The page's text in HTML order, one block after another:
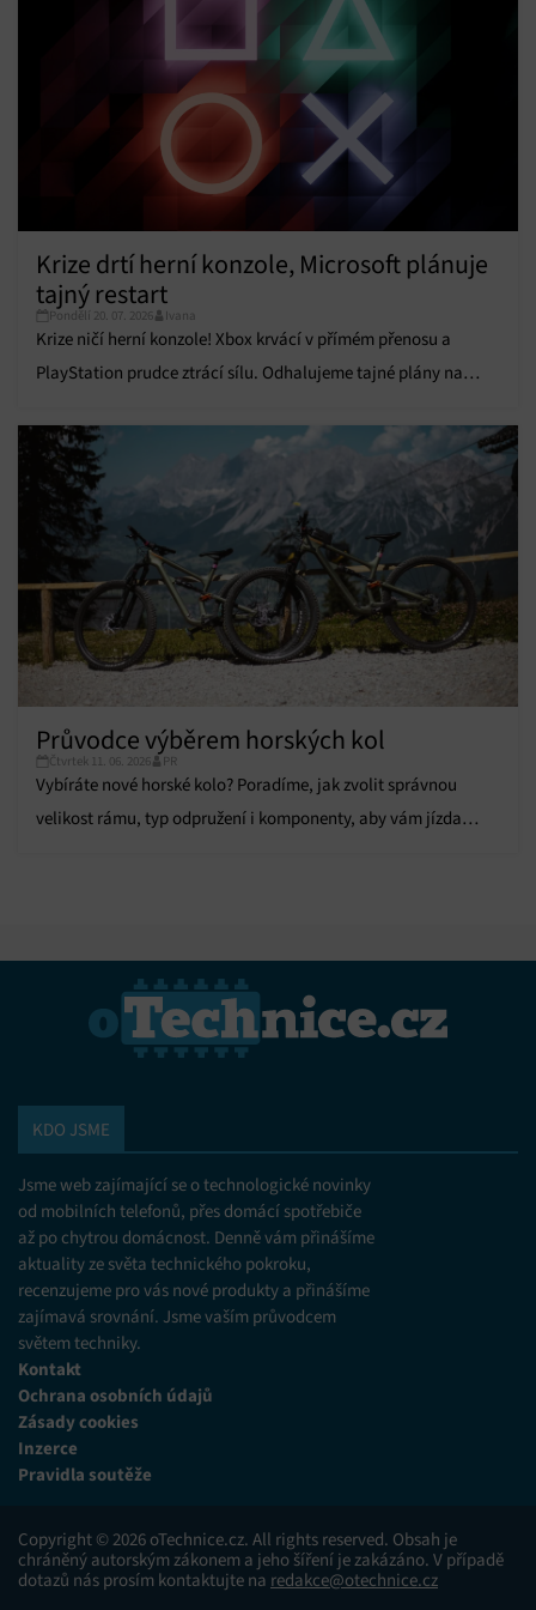
Přiřazování a kombinování údajů z jiných zdrojů
údajů, Propojení různých zařízení, Identifikace
zařízení na základě automaticky přenášených
Zajištění bezpečnosti, předcházení a zjišťování
podvodů a odstraňování chyb, Poskytování a
zobrazování reklamy a obsahu, Ukládání a sdělování
voleb ochrany osobních údajů.
Vždy aktivní
Krize drtí herní konzole, Microsoft plánuje
tajný restart
Pondělí 20. 07. 2026 Ivana
Krize ničí herní konzole! Xbox krvácí v přímém přenosu a
PlayStation prudce ztrácí sílu. Odhalujeme tajné plány na
Průvodce výběrem horských kol
Čtvrtek 11. 06. 2026 PR
Vybíráte nové horské kolo? Poradíme, jak zvolit správnou
velikost rámu, typ odpružení i komponenty, aby vám jízda
KDO JSME
Jsme web zajímající se o technologické novinky
od mobilních telefonů, přes domácí spotřebiče
až po chytrou domácnost. Denně vám přinášíme
aktuality ze světa technického pokroku,
recenzujeme pro vás nové produkty a přinášíme
zajímavá srovnání. Jsme vaším průvodcem
světem techniky.
Kontakt
Ochrana osobních údajů
Zásady cookies
Inzerce
Pravidla soutěže
Copyright © 2026 oTechnice.cz. All rights reserved. Obsah je
chráněný autorským zákonem a jeho šíření je zakázáno. V případě
dotazů nás prosím kontaktujte na redakce@otechnice.cz